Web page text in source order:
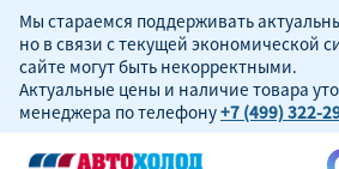
Мы стараемся поддерживать
но в связи с текущей экономической
сайте могут быть некорректными.
Актуальные цены и наличие товара
менеджера по телефону+7 (499) 322-